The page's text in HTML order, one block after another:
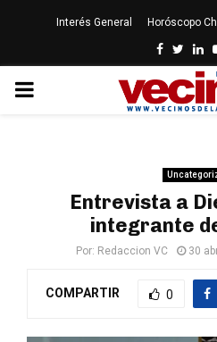
Interés General Horóscopo
Facebook
PRIMARY
Entrevista a
integrante
Por: Redaccion VC 30
COMPARTIR 0